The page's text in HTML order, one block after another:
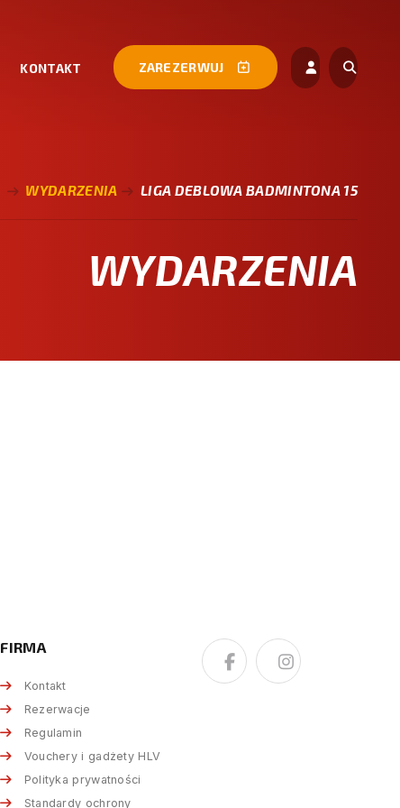
KONTAKT ZAREZERWUJ
WYDARZENIA LIGA DEBLOWA BADMINTONA 15
WYDARZENIA
FIRMA
Kontakt
Rezerwacje
Regulamin
Vouchery i gadżety HLV
Polityka prywatności
Standardy ochrony